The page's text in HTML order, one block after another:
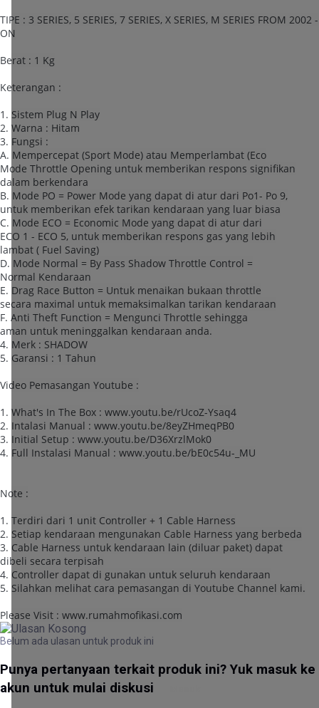
TIPE : 3 SERIES, 5 SERIES, 7 SERIES, X SERIES, M SERIES FROM 2002 -
ON
Berat : 1 Kg
Keterangan :
1. Sistem Plug N Play
2. Warna : Hitam
3. Fungsi :
A. Mempercepat (Sport Mode) atau Memperlambat (Eco
Mode Throttle Opening untuk memberikan respons signifikan
dalam berkendara
B. Mode PO = Power Mode yang dapat di atur dari Po1- Po 9,
untuk memberikan efek tarikan kendaraan yang luar biasa
C. Mode ECO = Economic Mode yang dapat di atur dari
ECO 1 - ECO 5, untuk memberikan respons gas yang lebih
lambat ( Fuel Saving)
D. Mode Normal = By Pass Shadow Throttle Control =
Normal Kendaraan
E. Drag Race Button = Untuk menaikan bukaan throttle
secara maximal untuk memaksimalkan tarikan kendaraan
F. Anti Theft Function = Mengunci Throttle sehingga
aman untuk meninggalkan kendaraan anda.
4. Merk : SHADOW
5. Garansi : 1 Tahun
Video Pemasangan Youtube :
1. What's In The Box : www.youtu.be/rUcoZ-Ysaq4
2. Intalasi Manual : www.youtu.be/8eyZHmeqPB0
3. Initial Setup : www.youtu.be/D36XrzlMok0
4. Full Instalasi Manual : www.youtu.be/bE0c54u-_MU
Note :
1. Terdiri dari 1 unit Controller + 1 Cable Harness
2. Setiap kendaraan mengunakan Cable Harness yang berbeda
3. Cable Harness untuk kendaraan lain (diluar paket) dapat
dibeli secara terpisah
4. Controller dapat di gunakan untuk seluruh kendaraan
5. Silahkan melihat cara pemasangan di Youtube Channel kami.
Please Visit : www.rumahmofikasi.com
Belum ada ulasan untuk produk ini
Punya pertanyaan terkait produk ini? Yuk masuk ke
akun untuk mulai diskusi